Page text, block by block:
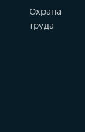
Охрана
труда